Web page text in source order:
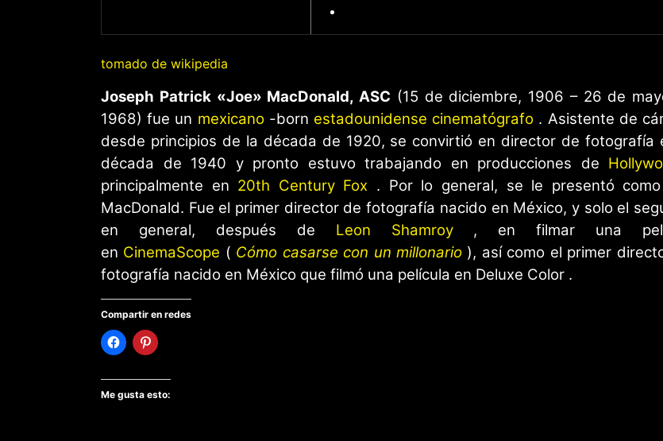
tomado de wikipedia
Joseph Patrick «Joe» MacDonald, ASC (15 de diciembre, 1906 – 26 de
1968) fue un mexicano-born estadounidense cinematógrafo . Asistente de
desde principios de la década de 1920, se convirtió en director de fotografía
década de 1940 y pronto estuvo trabajando en producciones de
principalmente en 20th Century Fox . Por lo general, se le presentó
MacDonald. Fue el primer director de fotografía nacido en México, y solo el
en general, después de Leon Shamroy, en filmar una
en CinemaScope ( Cómo casarse con un millonario ), así como el primer
fotografía nacido en México que filmó una película en Deluxe Color .
Compartir en redes
Me gusta esto: